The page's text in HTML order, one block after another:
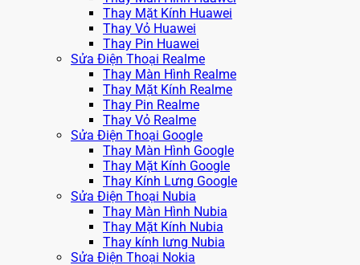
Thay Mặt Kính Huawei
Thay Vỏ Huawei
Thay Pin Huawei
Sửa Điện Thoại Realme
Thay Màn Hình Realme
Thay Mặt Kính Realme
Thay Pin Realme
Thay Vỏ Realme
Sửa Điện Thoại Google
Thay Màn Hình Google
Thay Mặt Kính Google
Thay Kính Lưng Google
Sửa Điện Thoại Nubia
Thay Màn Hình Nubia
Thay Mặt Kính Nubia
Thay kính lưng Nubia
Sửa Điện Thoại Nokia